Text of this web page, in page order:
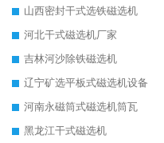
山西密封干式选铁磁选机
河北干式磁选机厂家
吉林河沙除铁磁选机
辽宁矿选平板式磁选机设备
河南永磁筒式磁选机筒瓦
黑龙江干式磁选机